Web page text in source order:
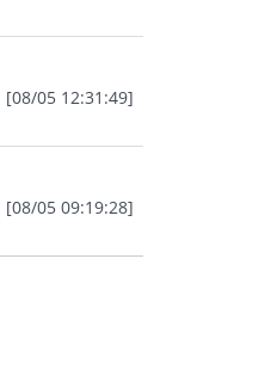
[08/05 12:31:49]
[08/05 09:19:28]